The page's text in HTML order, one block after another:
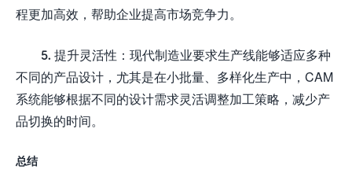
程更加高效，帮助企业提高市场竞争力。
5. 提升灵活性：现代制造业要求生产线能够适应多种
不同的产品设计，尤其是在小批量、多样化生产中，CAM
系统能够根据不同的设计需求灵活调整加工策略，减少产
品切换的时间。
总结